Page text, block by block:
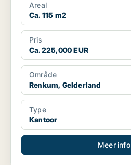
Areal
Ca. 115 m2
Pris
Ca. 225,000 EUR
Område
Renkum, Gelderland
Type
Kantoor
Meer info